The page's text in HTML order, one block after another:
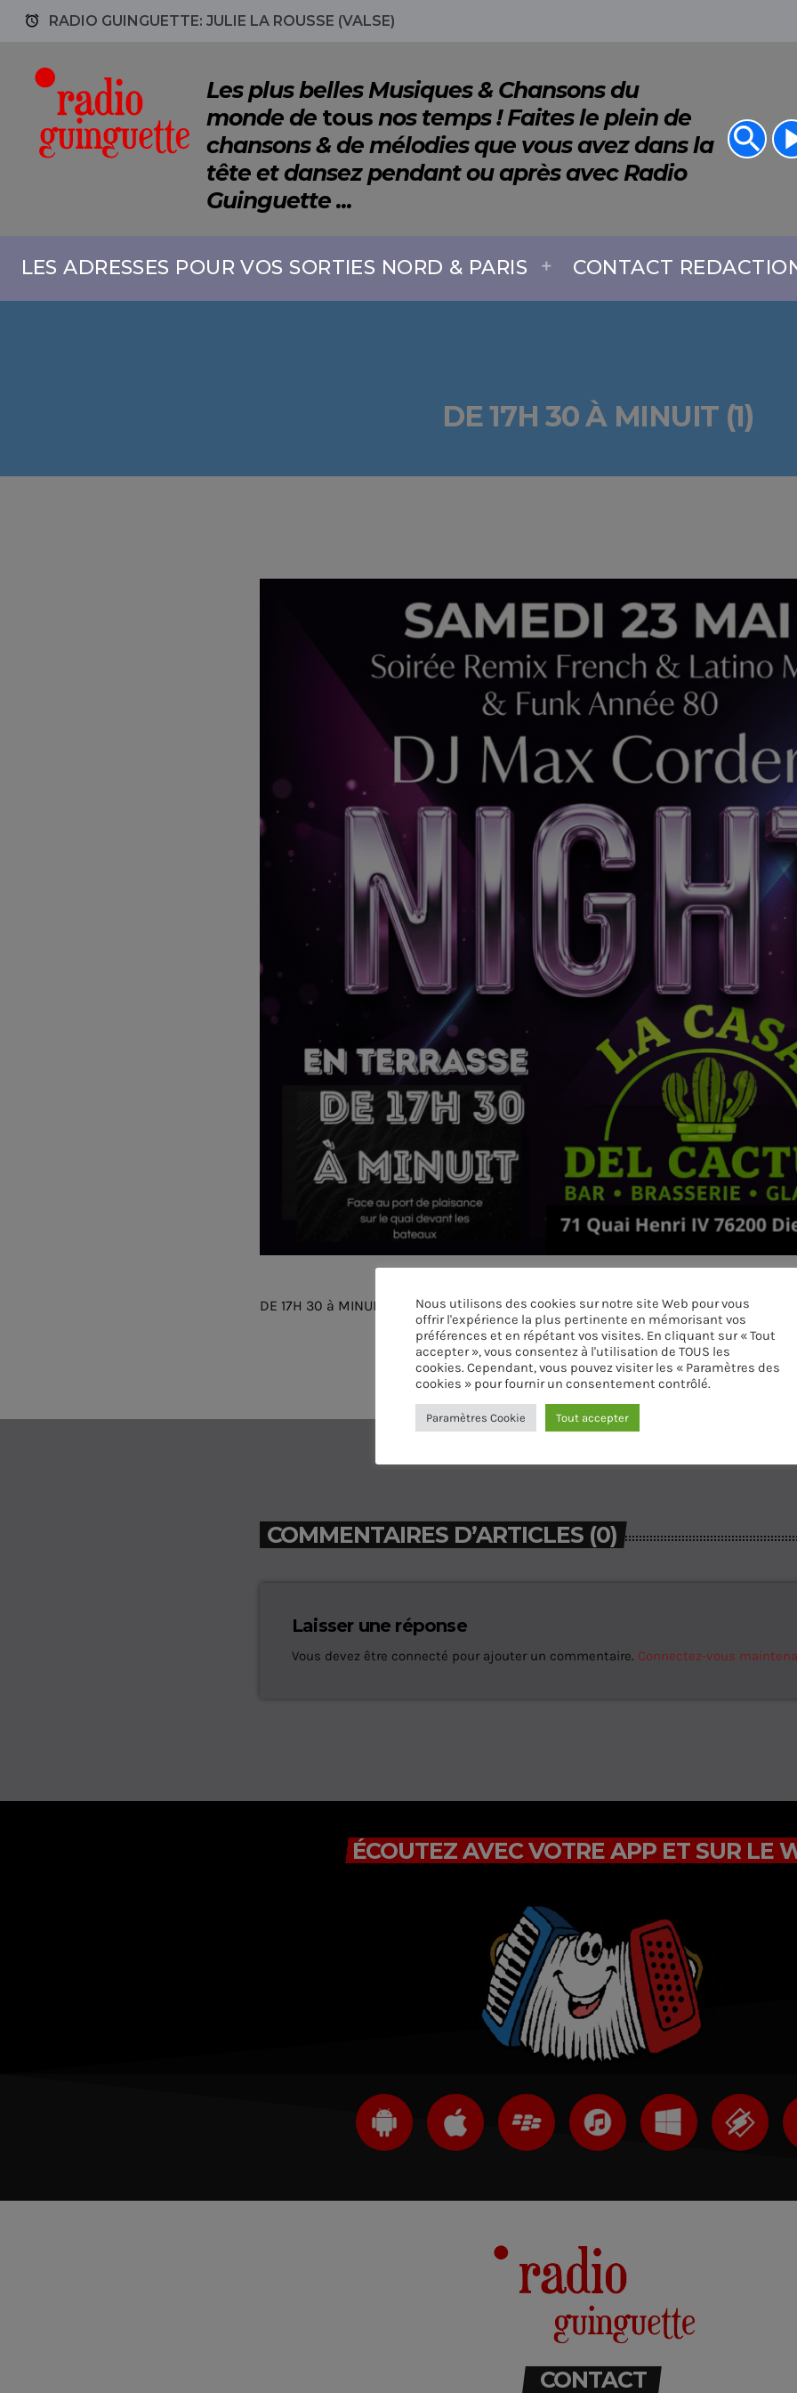
access_alarm RADIO GUINGUETTE: JULIE LA ROUSSE (VALSE)
Les plus belles Musiques & Chansons du
monde de tous nos temps ! Faites le plein de
chansons & de mélodies que vous avez dans la
tête et dansez pendant ou après avec Radio
Guinguette ...
LES ADRESSES POUR VOS SORTIES NORD & PARIS CONTACT
search
DE 17H 30 À MINUIT (1)
DE 17H 30 à MINUIT DIEPPE
COMMENTAIRES D’ARTICLES (0)
Laisser une réponse
Vous devez être connecté pour ajouter un commentaire. Connectez-vous
ÉCOUTEZ AVEC VOTRE APP ET SUR LE
CONTACT
Nous utilisons des cookies sur notre site Web pour vous
offrir l'expérience la plus pertinente en mémorisant vos
préférences et en répétant vos visites. En cliquant sur « Tout
accepter », vous consentez à l'utilisation de TOUS les
cookies. Cependant, vous pouvez visiter les « Paramètres des
cookies » pour fournir un consentement contrôlé.
Paramètres Cookie Tout accepter